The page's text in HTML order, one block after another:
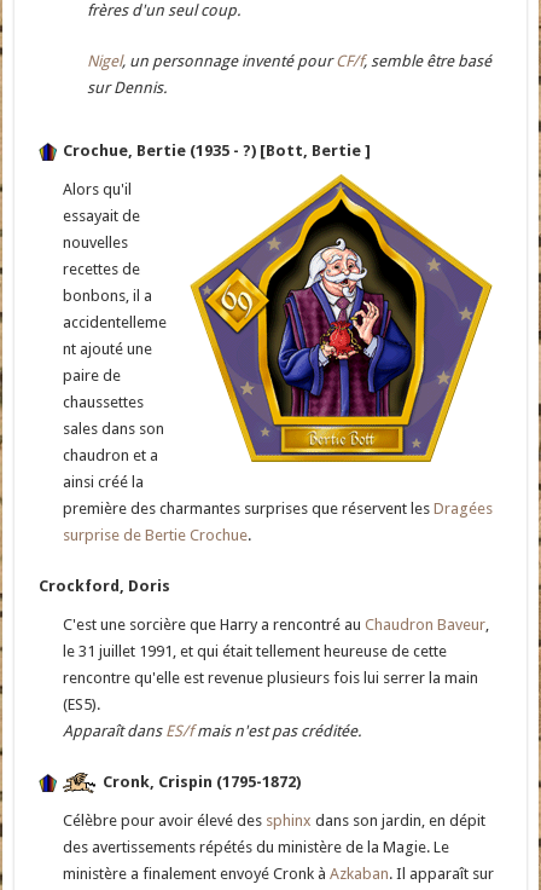
frères d'un seul coup.
Nigel, un personnage inventé pourCF/f, semble être basé
sur Dennis.
Crochue, Bertie (1935 - ?) [Bott, Bertie ]
Alors qu'il
essayait de
nouvelles
recettes de
bonbons, il a
accidentelleme
nt ajouté une
paire de
chaussettes
sales dans son
chaudron et a
ainsi créé la
première des charmantes surprises que réservent lesDragées
surprise de Bertie Crochue.
Crockford, Doris
C'est une sorcière que Harry a rencontré auChaudron Baveur,
le 31 juillet 1991, et qui était tellement heureuse de cette
rencontre qu'elle est revenue plusieurs fois lui serrer la main
(ES5).
Apparaît dans ES/fmais n'est pas créditée.
Cronk, Crispin (1795-1872)
Célèbre pour avoir élevé des sphinx dans son jardin, en dépit
des avertissements répétés du ministère de la Magie. Le
ministère a finalement envoyé Cronk àAzkaban. Il apparaît sur